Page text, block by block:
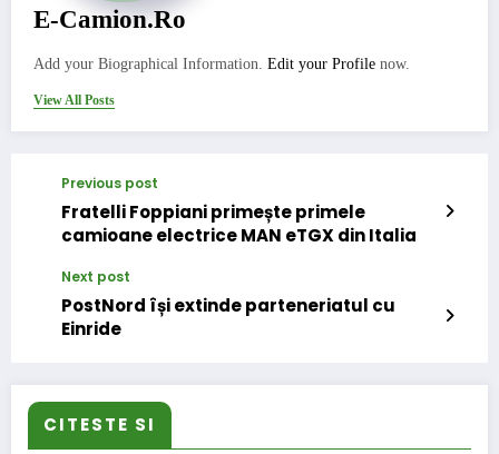
E-Camion.ro
Add your Biographical Information. Edit your Profile now.
View All Posts
Previous post
Fratelli Foppiani primește primele
camioane electrice MAN eTGX din Italia
Next post
PostNord își extinde parteneriatul cu
Einride
CITESTE SI